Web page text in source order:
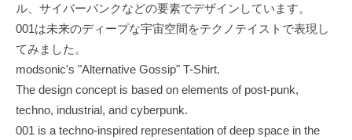
ル、サイバーパンクなどの要素でデザインしています。
001は未来のディープな宇宙空間をテクノテイストで表現し
てみました。
modsonic's "Alternative Gossip" T-Shirt.
The design concept is based on elements of post-punk,
techno, industrial, and cyberpunk.
001 is a techno-inspired representation of deep space in the